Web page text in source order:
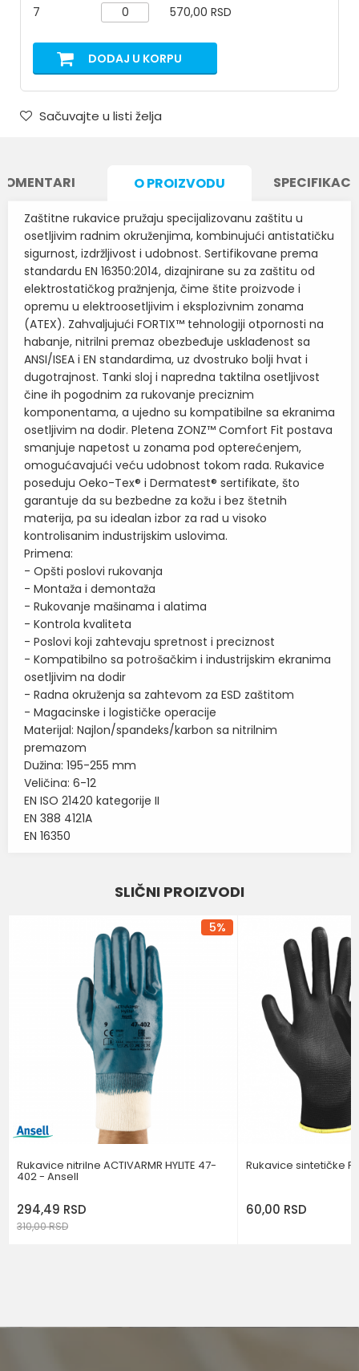
7
570,00 RSD
DODAJ U KORPU
Sačuvajte u listi želja
O PROIZVODU
Zaštitne rukavice pružaju specijalizovanu zaštitu u
osetljivim radnim okruženjima, kombinujući antistatičku
sigurnost, izdržljivost i udobnost. Sertifikovane prema
standardu EN 16350:2014, dizajnirane su za zaštitu od
elektrostatičkog pražnjenja, čime štite proizvode i
opremu u elektroosetljivim i eksplozivnim zonama
(ATEX). Zahvaljujući FORTIX™ tehnologiji otpornosti na
habanje, nitrilni premaz obezbeđuje usklađenost sa
ANSI/ISEA i EN standardima, uz dvostruko bolji hvat i
dugotrajnost. Tanki sloj i napredna taktilna osetljivost
čine ih pogodnim za rukovanje preciznim
komponentama, a ujedno su kompatibilne sa ekranima
osetljivim na dodir. Pletena ZONZ™ Comfort Fit postava
smanjuje napetost u zonama pod opterećenjem,
omogućavajući veću udobnost tokom rada. Rukavice
poseduju Oeko-Tex® i Dermatest® sertifikate, što
garantuje da su bezbedne za kožu i bez štetnih
materija, pa su idealan izbor za rad u visoko
kontrolisanim industrijskim uslovima.
Primena:
- Opšti poslovi rukovanja
- Montaža i demontaža
- Rukovanje mašinama i alatima
- Kontrola kvaliteta
- Poslovi koji zahtevaju spretnost i preciznost
- Kompatibilno sa potrošačkim i industrijskim ekranima
osetljivim na dodir
- Radna okruženja sa zahtevom za ESD zaštitom
- Magacinske i logističke operacije
Materijal: Najlon/spandeks/karbon sa nitrilnim
premazom
Dužina: 195-255 mm
Veličina: 6-12
EN ISO 21420 kategorije II
EN 388 4121A
EN 16350
RUKAVICE ZA PRECIZNE RADOVE
PLAVA
SLIČNI PROIZVODI
5%
Rukavice nitrilne ACTIVARMR HYLITE 47-
402 - Ansell
294,49 RSD
310,00RSD
Rukavice sintetičke
60,00 RSD